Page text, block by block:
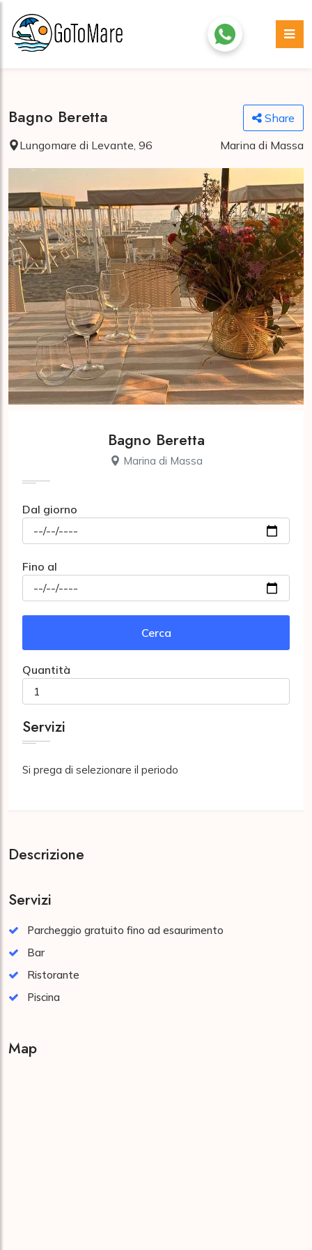
Bagno Beretta
Share
Lungomare di Levante, 96
Marina di Massa
Bagno Beretta
Marina di Massa
Dal giorno
Fino al
Cerca
Quantità
Servizi
Si prega di selezionare il periodo
Descrizione
Servizi
Parcheggio gratuito fino ad esaurimento
Bar
Ristorante
Piscina
Map